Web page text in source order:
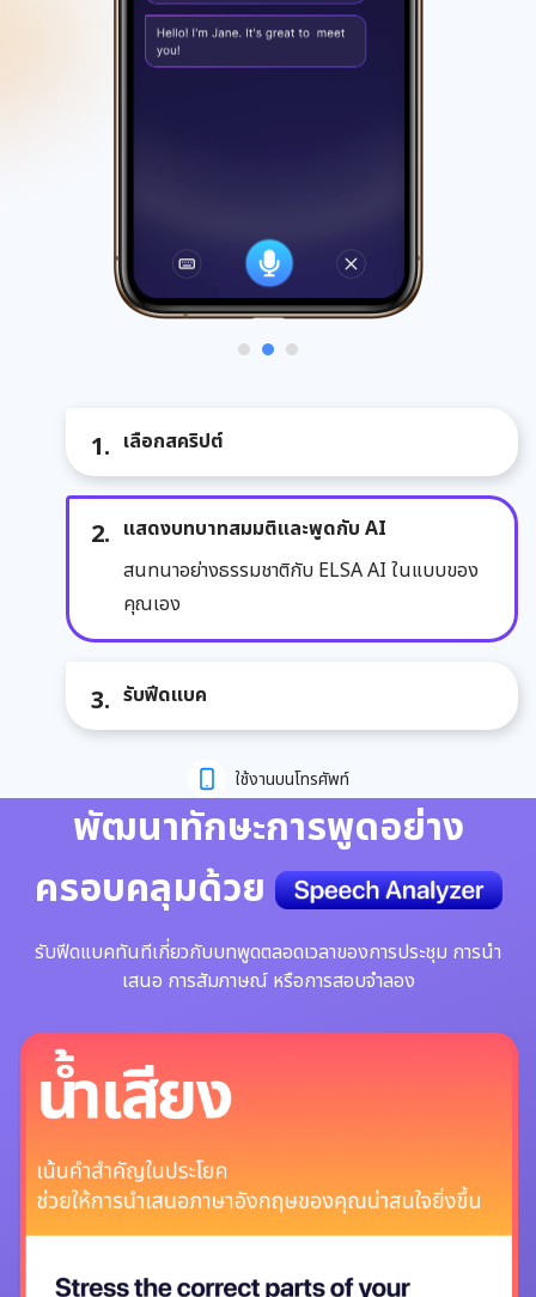
เลือกสคริปต์
แสดงบทบาทสมมติและพูดกับ AI
สนทนาอย่างธรรมชาติกับ ELSA AI ในแบบของ
คุณเอง
รับฟีดแบค
ใช้งานบนโทรศัพท์
พัฒนาทักษะการพูดอย่าง
ครอบคลุมด้วย
รับฟีดแบคทันทีเกี่ยวกับบทพูดตลอดเวลาของการประชุม การนำ
เสนอ การสัมภาษณ์ หรือการสอบจำลอง